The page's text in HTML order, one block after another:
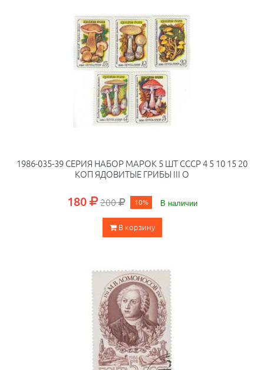
1986-035-39 СЕРИЯ НАБОР МАРОК 5 ШТ СССР 4 5 10 15 20
КОП ЯДОВИТЫЕ ГРИБЫ III O
180 200 10% В наличии
В корзину